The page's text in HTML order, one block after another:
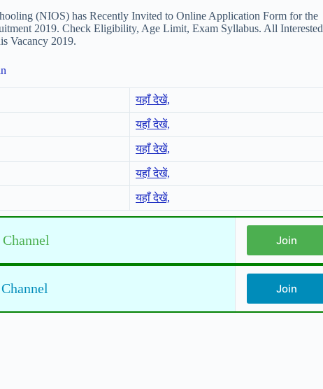
(NIOS) has Recently Invited to Online Application Form for the
2019. Check Eligibility, Age Limit, Exam Syllabus. All Interested
Vacancy 2019.
यहाँ देखें,
यहाँ देखें,
यहाँ देखें,
यहाँ देखें,
यहाँ देखें,
Join
Join